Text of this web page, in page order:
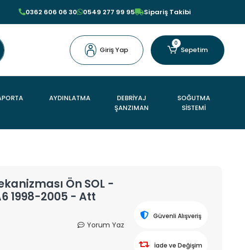
0362 606 06 30 0549 277 99 95 Sipariş Takibi
Giriş Yap
0
Sepetim
AYDINLATMA
DEBRİYAJ
ŞANZIMAN
SOĞUTMA
SİSTEMİ
Ön SOL -
1998-2005 - Att
Yorum Yaz
Güvenli Alışveriş
İade ve Değişim